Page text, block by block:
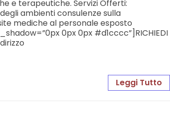
e terapeutiche. Servizi Offerti:
ambienti consulenze sulla
mediche al personale esposto
0px 0px #d1cccc”]RICHIEDI
Leggi Tutto